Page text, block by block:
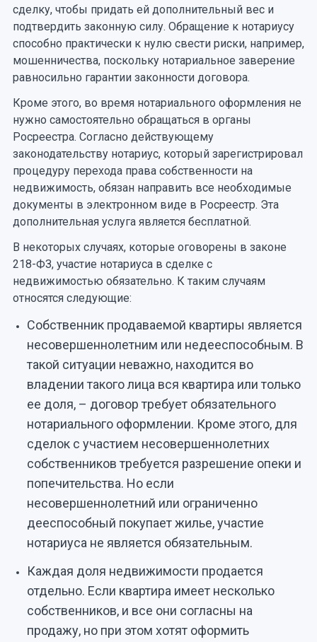
сделку, чтобы придать ей дополнительный вес и
подтвердить законную силу. Обращение к нотариусу
способно практически к нулю свести риски, например,
мошенничества, поскольку нотариальное заверение
равносильно гарантии законности договора.
Кроме этого, во время нотариального оформления не
нужно самостоятельно обращаться в органы
Росреестра. Согласно действующему
законодательству нотариус, который зарегистрировал
процедуру перехода права собственности на
недвижимость, обязан направить все необходимые
документы в электронном виде в Росреестр. Эта
дополнительная услуга является бесплатной.
В некоторых случаях, которые оговорены в законе
218-ФЗ, участие нотариуса в сделке с
недвижимостью обязательно. К таким случаям
относятся следующие:
Собственник продаваемой квартиры является
несовершеннолетним или недееспособным. В
такой ситуации неважно, находится во
владении такого лица вся квартира или только
ее доля, – договор требует обязательного
нотариального оформлении. Кроме этого, для
сделок с участием несовершеннолетних
собственников требуется разрешение опеки и
попечительства. Но если
несовершеннолетний или ограниченно
дееспособный покупает жилье, участие
нотариуса не является обязательным.
Каждая доля недвижимости продается
отдельно. Если квартира имеет несколько
собственников, и все они согласны на
продажу, но при этом хотят оформить